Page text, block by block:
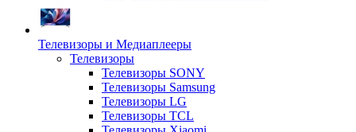
Телевизоры и Медиаплееры
Телевизоры
Телевизоры SONY
Телевизоры Samsung
Телевизоры LG
Телевизоры TCL